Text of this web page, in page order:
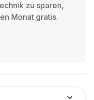
zu sparen,
Monat gratis.